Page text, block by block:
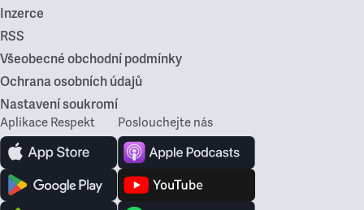
Inzerce
RSS
Všeobecné obchodní podmínky
Ochrana osobních údajů
Nastavení soukromí
Aplikace Respekt Poslouchejte nás